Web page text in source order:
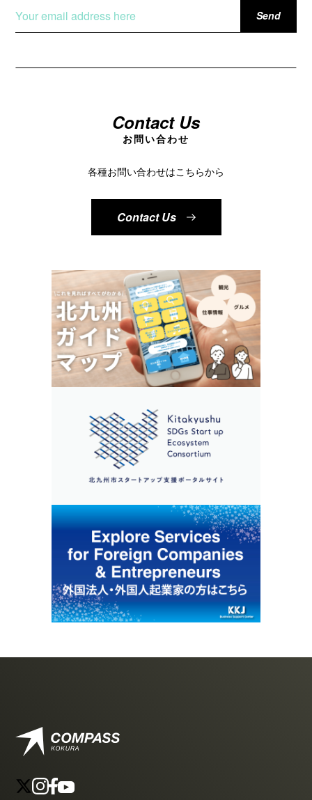
Contact Us
お問い合わせ
各種お問い合わせはこちらから
Contact Us